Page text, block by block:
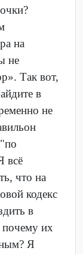
на
не
Так вот,
в
не
всё
что на
кодекс
в
почему их
Я